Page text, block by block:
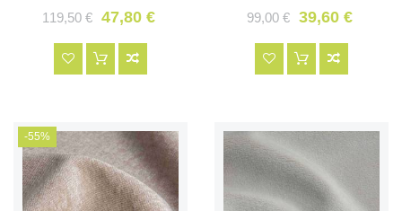
119,50 €
47,80 €
99,00 €
39,60 €
-55%